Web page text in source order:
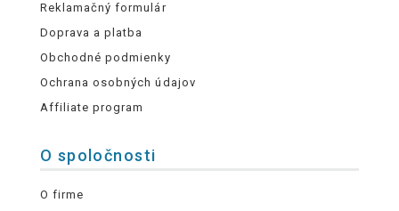
Reklamačný formulár
Doprava a platba
Obchodné podmienky
Ochrana osobných údajov
Affiliate program
O spoločnosti
O firme